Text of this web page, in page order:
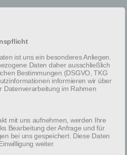
Eckert verstorben
der Ritter des Heiligen
von Österreich bekannt,
Vater gefallen hat unseren
ist uns ein besonderes Anliegen.
Daten daher ausschließlich
Bestimmungen (DSGVO, TKG
informieren wir über
Datenverarbeitung im Rahmen
mit uns aufnehmen, werden Ihre
Bearbeitung der Anfrage und für
bei uns gespeichert. Diese Daten
weiter.